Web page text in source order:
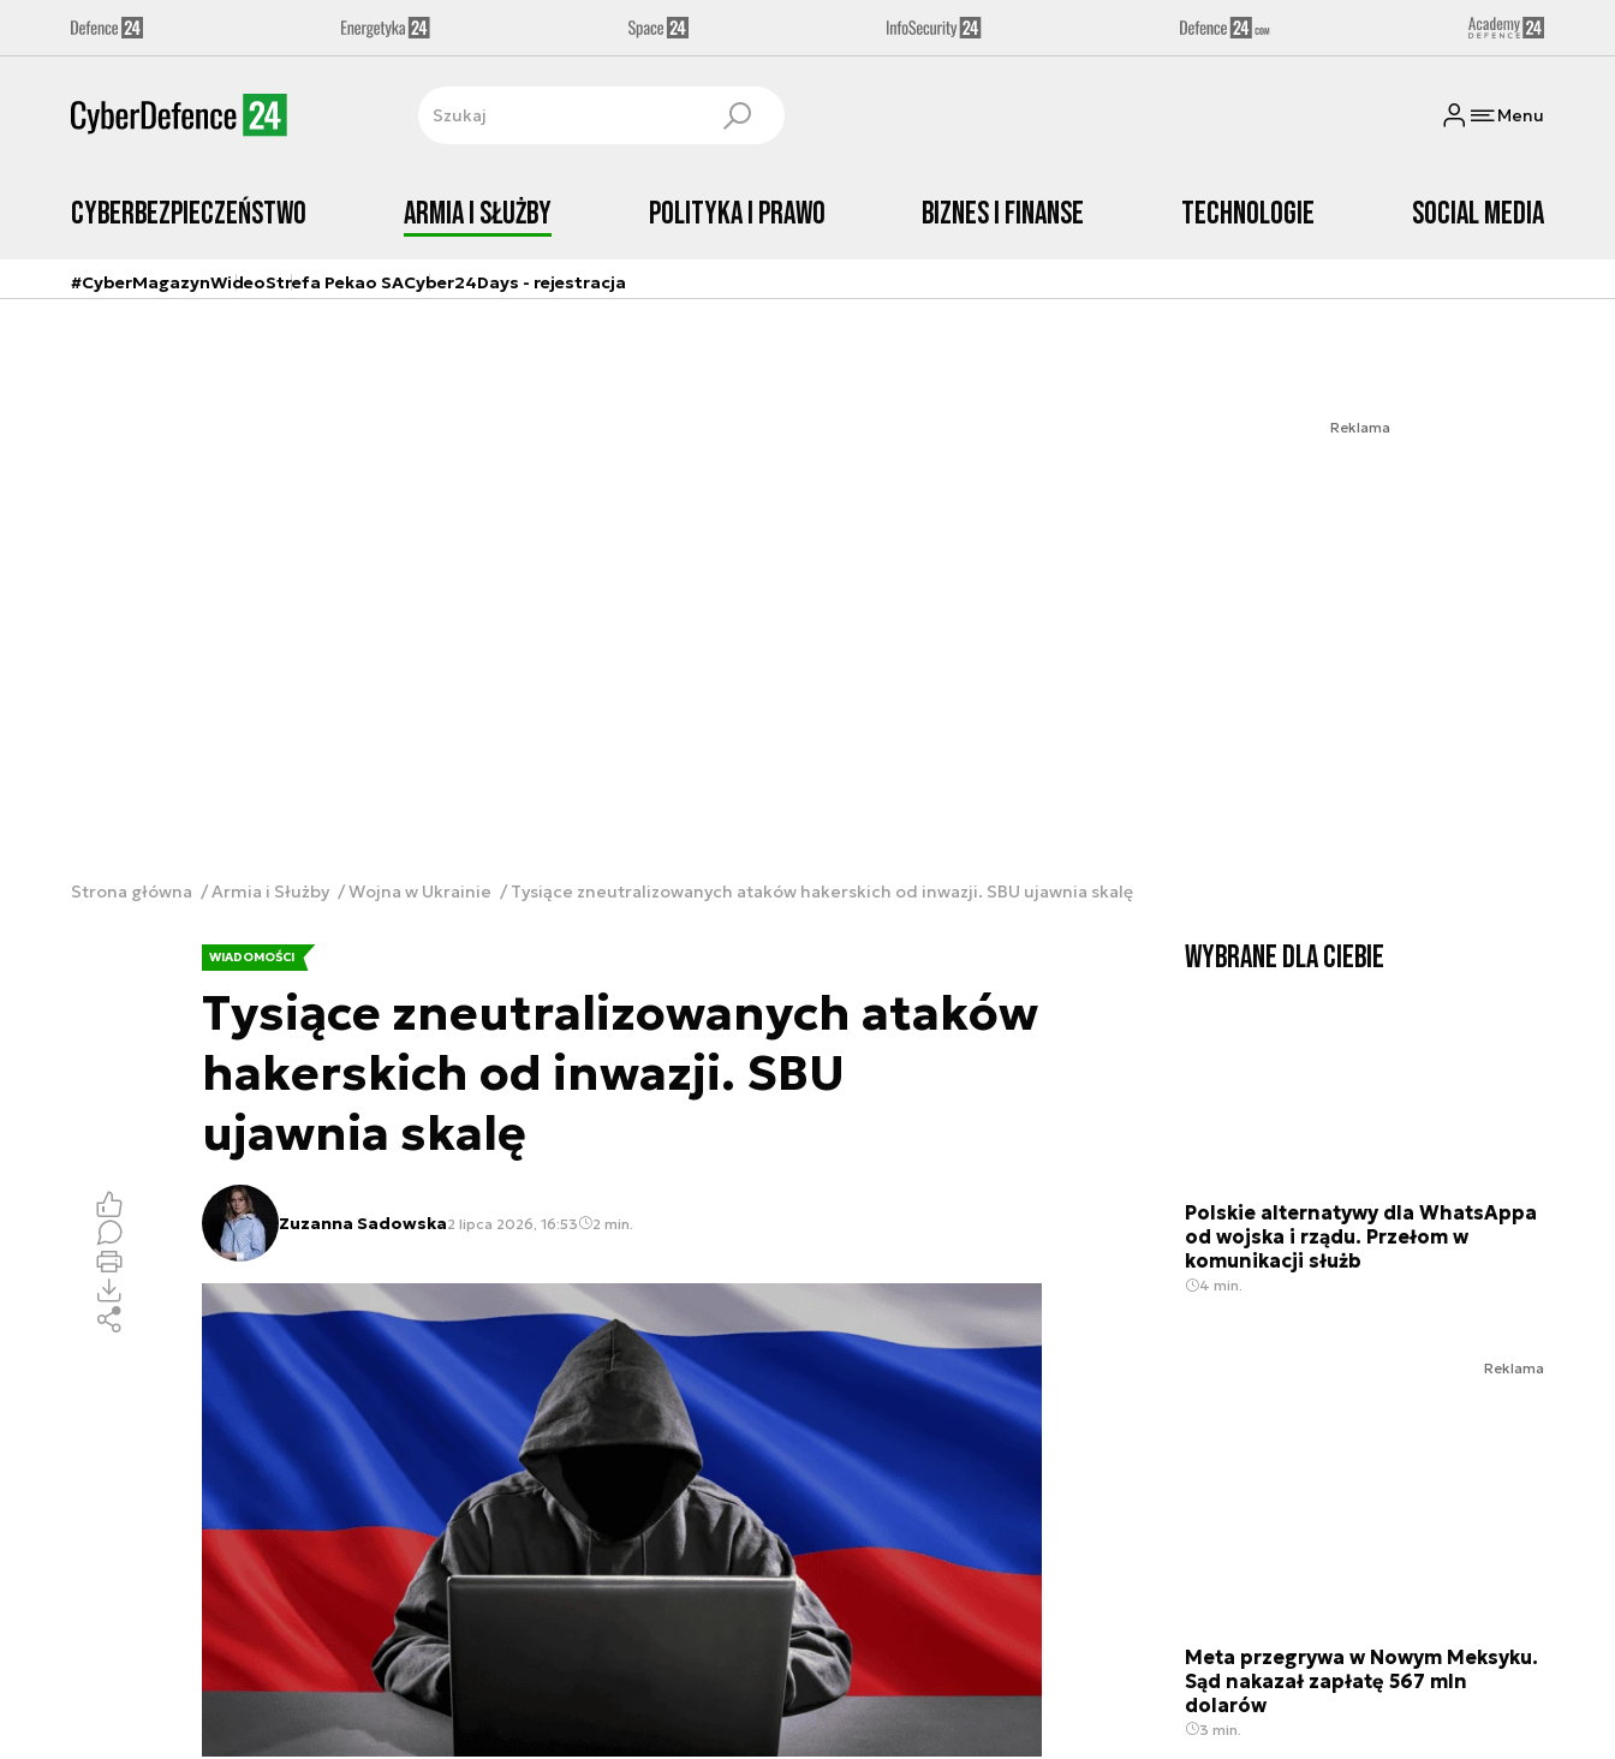
Menu
Cyberbezpieczeństwo Armia i Służby Polityka i prawo Biznes i Finanse Technologie Social media
#CyberMagazynWideoStrefa Pekao SACyber24Days - rejestracja
Reklama
Strona główna Armia i Służby Wojna w Ukrainie Tysiące zneutralizowanych ataków hakerskich od inwazji. SBU ujawnia skalę
WIADOMOŚCI
Tysiące zneutralizowanych ataków
hakerskich od inwazji. SBU
ujawnia skalę
Zuzanna Sadowska2 lipca 2026, 16:53 2 min.
Wybrane dla Ciebie
Polskie alternatywy dla WhatsAppa
od wojska i rządu. Przełom w
komunikacji służb
4 min.
Reklama
Meta przegrywa w Nowym Meksyku.
Sąd nakazał zapłatę 567 mln
dolarów
3 min.